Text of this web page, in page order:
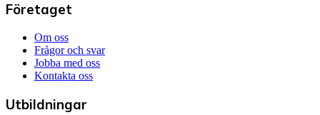
Företaget
Om oss
Frågor och svar
Jobba med oss
Kontakta oss
Utbildningar